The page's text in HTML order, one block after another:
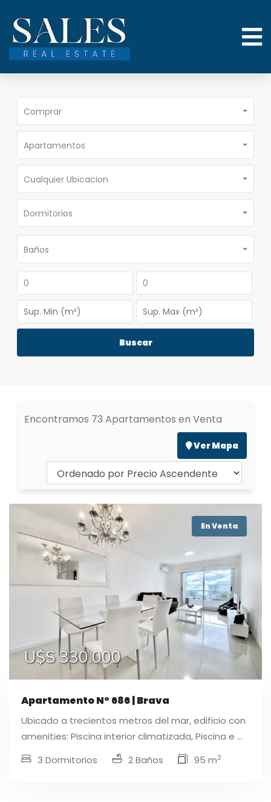
Comprar
Apartamentos
Cualquier Ubicacion
Dormitorios
Baños
Buscar
Encontramos 73 Apartamentos en Venta
Ver Mapa
En Venta
U$S 330.000
Apartamento N° 686 | Brava
Ubicado a trecientos metros del mar, edificio con
amenities: Piscina interior climatizada, Piscina e ...
3 Dormitorios
2 Baños 95 m2